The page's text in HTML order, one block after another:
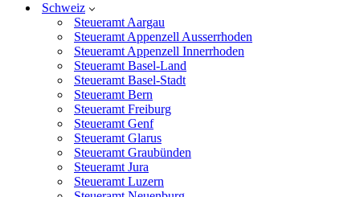
Schweiz
Steueramt Aargau
Steueramt Appenzell Ausserrhoden
Steueramt Appenzell Innerrhoden
Steueramt Basel-Land
Steueramt Basel-Stadt
Steueramt Bern
Steueramt Freiburg
Steueramt Genf
Steueramt Glarus
Steueramt Graubünden
Steueramt Jura
Steueramt Luzern